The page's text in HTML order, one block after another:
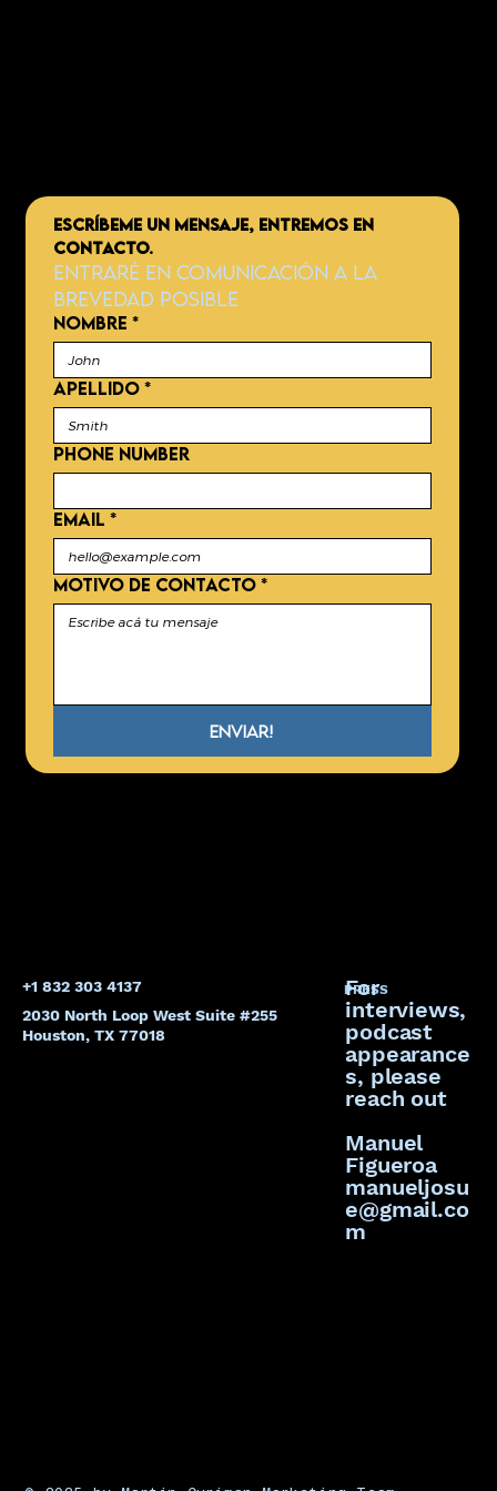
+1 832 303 4137
2030 North Loop West Suite #255
Houston, TX 77018
PRESS
For
interviews,
podcast
appearance
s, please
reach out
Manuel
Figueroa
manueljosu
e@gmail.co
m
ESCRÍBEME UN MENSAJE, ENTREMOS EN
CONTACTO.
Entraré en comunicación a la
brevedad posible
NOMBRE *
APELLIDO *
Phone number
EMAIL *
MOTIVO DE CONTACTO *
Enviar!